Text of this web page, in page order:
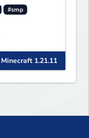
#smp
Minecraft 1.21.11